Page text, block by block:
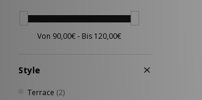
Style
Terrace (2)